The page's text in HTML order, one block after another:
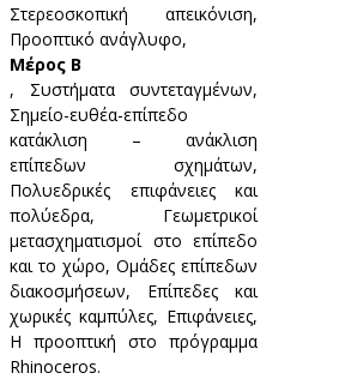
Στερεοσκοπική απεικόνιση,
Προοπτικό ανάγλυφο,
Μέρος Β
, Συστήματα συντεταγμένων,
Σημείο-ευθέα-επίπεδο
κατάκλιση – ανάκλιση
επίπεδων σχημάτων,
Πολυεδρικές επιφάνειες και
πολύεδρα, Γεωμετρικοί
μετασχηματισμοί στο επίπεδο
και το χώρο, Ομάδες επίπεδων
διακοσμήσεων, Επίπεδες και
χωρικές καμπύλες, Επιφάνειες,
Η προοπτική στο πρόγραμμα
Rhinoceros.